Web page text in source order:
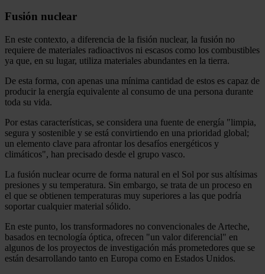
Fusión nuclear
En este contexto, a diferencia de la fisión nuclear, la fusión no
requiere de materiales radioactivos ni escasos como los combustibles
ya que, en su lugar, utiliza materiales abundantes en la tierra.
De esta forma, con apenas una mínima cantidad de estos es capaz de
producir la energía equivalente al consumo de una persona durante
toda su vida.
Por estas características, se considera una fuente de energía "limpia,
segura y sostenible y se está convirtiendo en una prioridad global;
un elemento clave para afrontar los desafíos energéticos y
climáticos", han precisado desde el grupo vasco.
La fusión nuclear ocurre de forma natural en el Sol por sus altísimas
presiones y su temperatura. Sin embargo, se trata de un proceso en
el que se obtienen temperaturas muy superiores a las que podría
soportar cualquier material sólido.
En este punto, los transformadores no convencionales de Arteche,
basados en tecnología óptica, ofrecen "un valor diferencial" en
algunos de los proyectos de investigación más prometedores que se
están desarrollando tanto en Europa como en Estados Unidos.